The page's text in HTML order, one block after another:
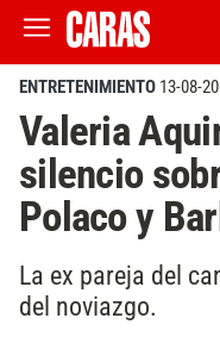
ENTRETENIMIENTO 13-08-
Valeria
silencio
Polaco y
La ex pareja del
del noviazgo.